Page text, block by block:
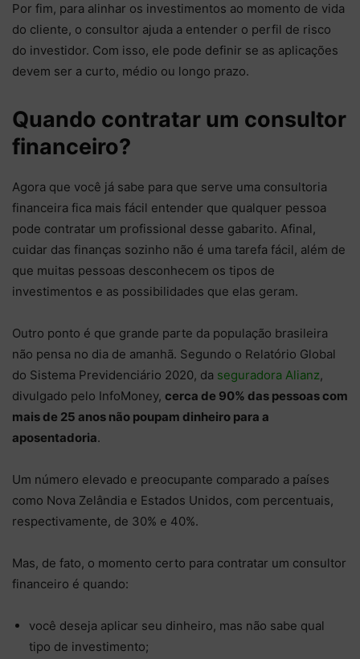
Por fim, para alinhar os investimentos ao momento de vida
do cliente, o consultor ajuda a entender o perfil de risco
do investidor. Com isso, ele pode definir se as aplicações
devem ser a curto, médio ou longo prazo.
Quando contratar um consultor
financeiro?
Agora que você já sabe para que serve uma consultoria
financeira fica mais fácil entender que qualquer pessoa
pode contratar um profissional desse gabarito. Afinal,
cuidar das finanças sozinho não é uma tarefa fácil, além de
que muitas pessoas desconhecem os tipos de
investimentos e as possibilidades que elas geram.
Outro ponto é que grande parte da população brasileira
não pensa no dia de amanhã. Segundo o Relatório Global
do Sistema Previdenciário 2020, da seguradora Alianz,
divulgado pelo InfoMoney, cerca de 90% das pessoas com
mais de 25 anos não poupam dinheiro para a
aposentadoria.
Um número elevado e preocupante comparado a países
como Nova Zelândia e Estados Unidos, com percentuais,
respectivamente, de 30% e 40%.
Mas, de fato, o momento certo para contratar um consultor
financeiro é quando:
você deseja aplicar seu dinheiro, mas não sabe qual
tipo de investimento;